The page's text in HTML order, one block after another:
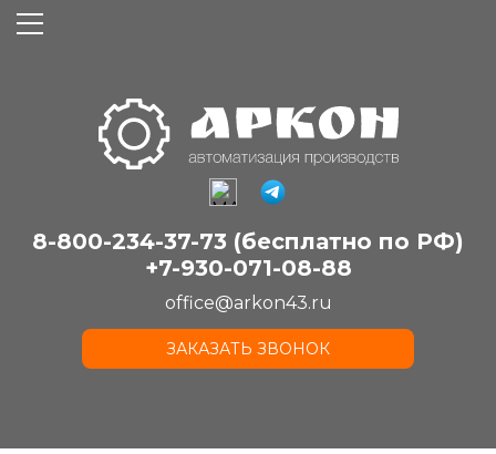
8-800-234-37-73 (бесплатно по РФ)
+7-930-071-08-88
office@arkon43.ru
ЗАКАЗАТЬ ЗВОНОК